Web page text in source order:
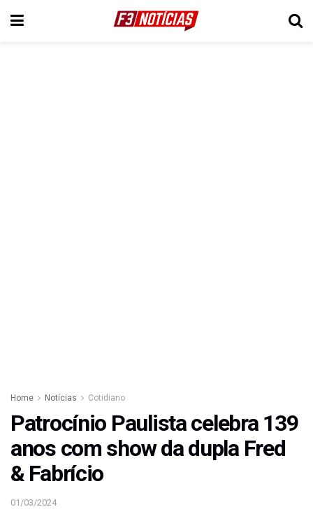
Home Notícias Cotidiano
Patrocínio Paulista celebra 139
anos com show da dupla Fred
& Fabrício
01/03/2024